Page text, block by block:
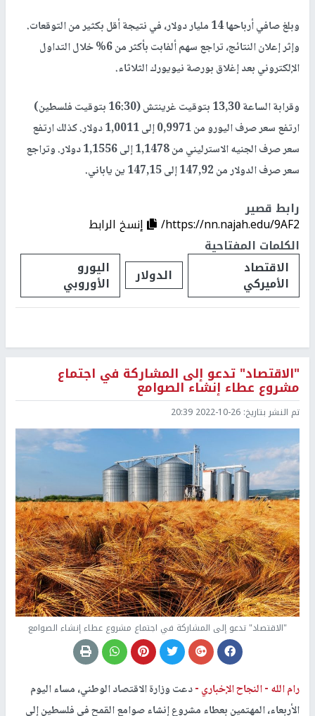
وبلغ صافي أرباحها 14 مليار دولار، في نتيجة أقل بكثير من التوقعات.
وإثر إعلان النتائج، تراجع سهم ألفابت بأكثر من 6% خلال التداول
الإلكتروني بعد إغلاق بورصة نيويورك الثلاثاء.
وقرابة الساعة 13,30 بتوقيت غرينتش (16:30 بتوقيت فلسطين)
ارتفع سعر صرف اليورو من 0,9971 إلى 1,0011 دولار. كذلك ارتفع
سعر صرف الجنيه الاسترليني من 1,1478 إلى 1,1556 دولار. وتراجع
سعر صرف الدولار من 147,92 إلى 147,15 ين ياباني.
رابط قصير
https://nn.najah.edu/9AF2/
إنسخ الرابط
الكلمات المفتاحية
الاقتصاد
الأميركي الدولار اليورو
الأوروبي
"الاقتصاد" تدعو إلى المشاركة في اجتماع
مشروع عطاء إنشاء الصوامع
تم النشر بتاريخ: 2022-10-26 20:39
"الاقتصاد" تدعو إلى المشاركة في اجتماع مشروع عطاء إنشاء الصوامع
رام الله -النجاح الإخباري -دعت وزارة الاقتصاد الوطني، مساء اليوم
الأربعاء، المهتمين بعطاء مشروع إنشاء صوامع القمح في فلسطين إلى